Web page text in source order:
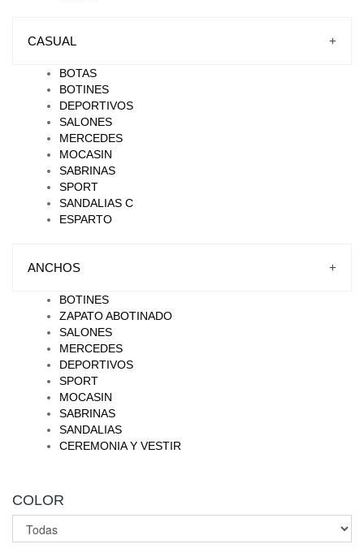
CASUAL +
BOTAS
BOTINES
DEPORTIVOS
SALONES
MERCEDES
MOCASIN
SABRINAS
SPORT
SANDALIAS C
ESPARTO
ANCHOS +
BOTINES
ZAPATO ABOTINADO
SALONES
MERCEDES
DEPORTIVOS
SPORT
MOCASIN
SABRINAS
SANDALIAS
CEREMONIA Y VESTIR
COLOR